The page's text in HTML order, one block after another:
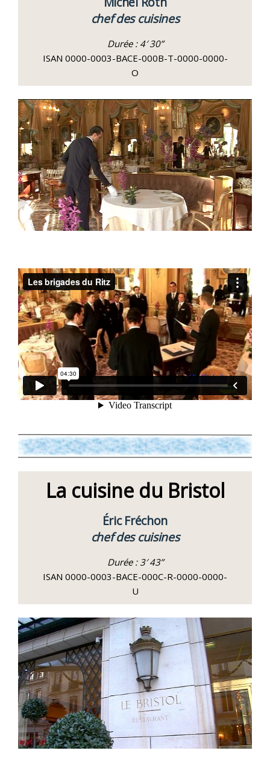
chef des cuisines
Durée : 4′ 30”
ISAN 0000-0003-BACE-000B-T-0000-0000-
O
La cuisine du Bristol
Éric Fréchon
chef des cuisines
Durée : 3′ 43”
ISAN 0000-0003-BACE-000C-R-0000-0000-
U